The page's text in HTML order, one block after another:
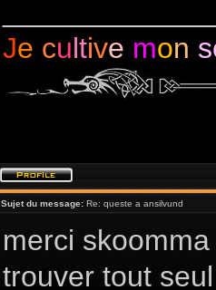
Je cultive mon
Sujet du message: Re: queste a ansilvund
merci
trouver tout